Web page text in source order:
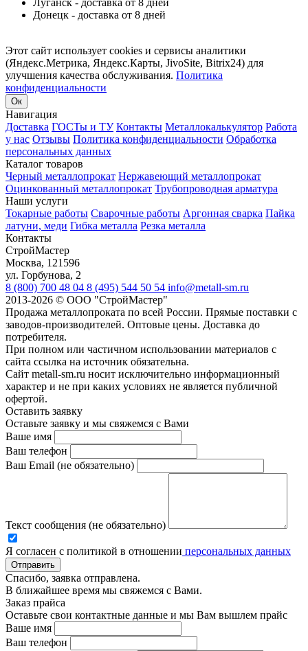
Луганск - доставка от 8 дней
Донецк - доставка от 8 дней
Этот сайт использует cookies и сервисы аналитики
(Яндекс.Метрика, Яндекс.Карты, JivoSite, Bitrix24) для
улучшения качества обслуживания. Политика
конфиденциальности
Ок
Навигация
Доставка ГОСТы и ТУ Контакты Металлокалькулятор Работа
у нас Отзывы Политика конфиденциальности Обработка
персональных данных
Каталог товаров
Черный металлопрокат Нержавеющий металлопрокат
Оцинкованный металлопрокат Трубопроводная арматура
Наши услуги
Токарные работы Сварочные работы Аргонная сварка Пайка
латуни, меди Гибка металла Резка металла
Контакты
СтройМастер
Москва, 121596
ул. Горбунова, 2
8 (800) 700 48 04 8 (495) 544 50 54 info@metall-sm.ru
2013-2026 © ООО "СтройМастер"
Продажа металлопроката по всей России. Прямые поставки с
заводов-производителей. Оптовые цены. Доставка до
потребителя.
При полном или частичном использовании материалов с
сайта ссылка на источник обязательна.
Сайт metall-sm.ru носит исключительно информационный
характер и не при каких условиях не является публичной
офертой.
Оставить заявку
Оставьте заявку и мы свяжемся с Вами
Ваше имя
Ваш телефон
Ваш Email (не обязательно)
Текст сообщения (не обязательно)
Я согласен с политикой в отношении персональных данных
Отправить
Спасибо, заявка отправлена.
В ближайшее время мы свяжемся с Вами.
Заказ прайса
Оставьте свои контактные данные и мы Вам вышлем прайс
Ваше имя
Ваш телефон